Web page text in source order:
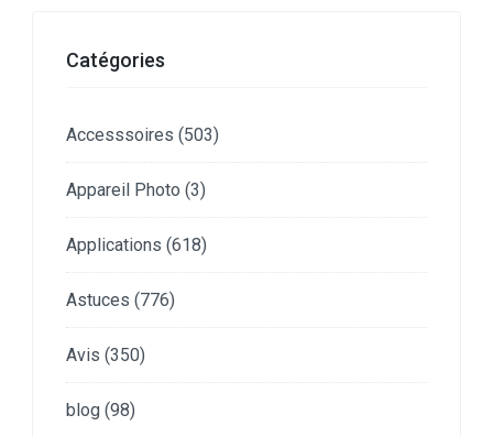
Catégories
Accesssoires (503)
Appareil Photo (3)
Applications (618)
Astuces (776)
Avis (350)
blog (98)